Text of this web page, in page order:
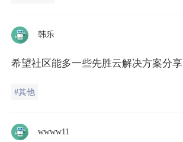
韩乐
希望社区能多一些先胜云解决方案分享
#其他
wwww11